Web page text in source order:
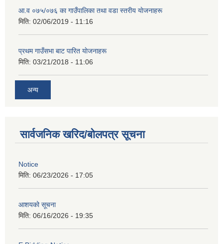
आ‍.व ०७५/०७६ का गाउँपालिका तथा वडा स्तरीय याेजनाहरू
मिति: 02/06/2019 - 11:16
प्रथम गाउँसभा बाट पारित याेजनाहरू
मिति: 03/21/2018 - 11:06
अन्य
सार्वजनिक खरिद/बोलपत्र सूचना
Notice
मिति: 06/23/2026 - 17:05
आशयको सूचना
मिति: 06/16/2026 - 19:35